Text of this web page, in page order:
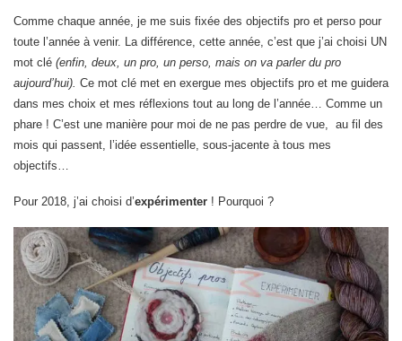
Comme chaque année, je me suis fixée des objectifs pro et perso pour
toute l’année à venir. La différence, cette année, c’est que j’ai choisi UN
mot clé (enfin, deux, un pro, un perso, mais on va parler du pro
aujourd’hui). Ce mot clé met en exergue mes objectifs pro et me guidera
dans mes choix et mes réflexions tout au long de l’année… Comme un
phare ! C’est une manière pour moi de ne pas perdre de vue, au fil des
mois qui passent, l’idée essentielle, sous-jacente à tous mes
objectifs…
Pour 2018, j’ai choisi d’expérimenter ! Pourquoi ?